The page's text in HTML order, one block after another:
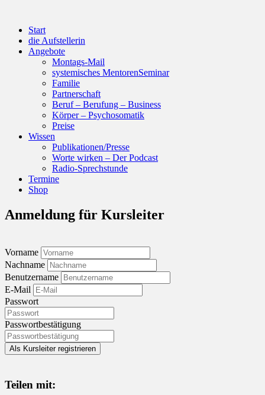
Start
die Aufstellerin
Angebote
Montags-Mail
systemisches MentorenSeminar
Familie
Partnerschaft
Beruf – Berufung – Business
Körper – Psychosomatik
Preise
Wissen
Publikationen/Presse
Worte wirken – Der Podcast
Radio-Sprechstunde
Termine
Shop
Anmeldung für Kursleiter
Vorname
Nachname
Benutzername
E-Mail
Passwort
Passwortbestätigung
Als Kursleiter registrieren
Teilen mit: